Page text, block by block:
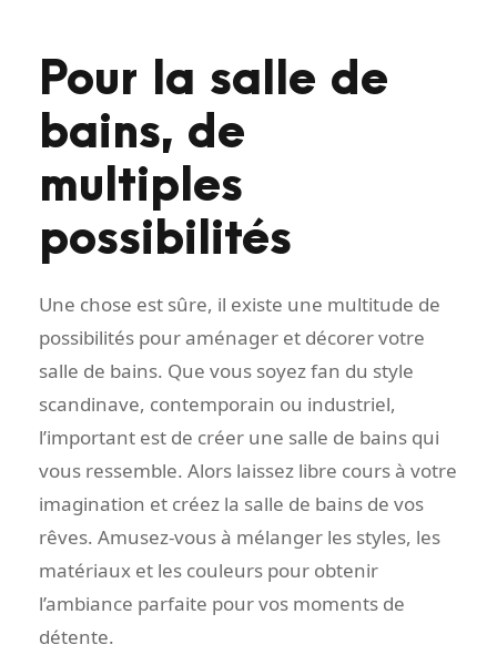
Pour la salle de
bains, de
multiples
possibilités
Une chose est sûre, il existe une multitude de
possibilités pour aménager et décorer votre
salle de bains. Que vous soyez fan du style
scandinave, contemporain ou industriel,
l’important est de créer une salle de bains qui
vous ressemble. Alors laissez libre cours à votre
imagination et créez la salle de bains de vos
rêves. Amusez-vous à mélanger les styles, les
matériaux et les couleurs pour obtenir
l’ambiance parfaite pour vos moments de
détente.